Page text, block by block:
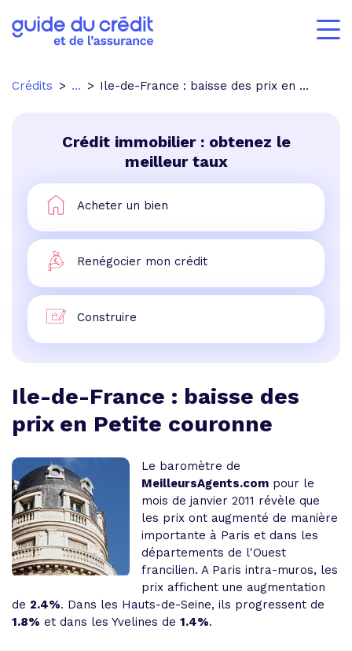
Crédits ... Ile-de-France : baisse des prix en Petite couronne
Crédit immobilier : obtenez le
meilleur taux
Acheter un bien
Renégocier mon crédit
Construire
Ile-de-France : baisse des
prix en Petite couronne
Le baromètre de
MeilleursAgents.com pour le
mois de janvier 2011 révèle que
les prix ont augmenté de manière
importante à Paris et dans les
départements de l'Ouest
francilien. A Paris intra-muros, les
prix affichent une augmentation
de 2.4%. Dans les Hauts-de-Seine, ils progressent de
1.8% et dans les Yvelines de 1.4%.